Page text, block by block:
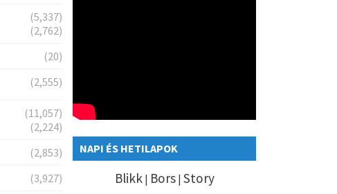
(5,337)
(2,762)
(20)
(2,555)
(11,057)
(2,224)
(2,853)
(3,927)
NAPI ÉS HETILAPOK
Blikk| Bors| Story